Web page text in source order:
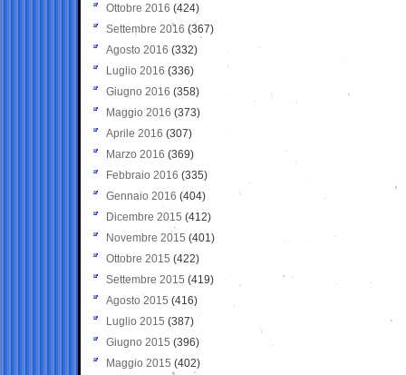
Ottobre 2016 (424)
Settembre 2016 (367)
Agosto 2016 (332)
Luglio 2016 (336)
Giugno 2016 (358)
Maggio 2016 (373)
Aprile 2016 (307)
Marzo 2016 (369)
Febbraio 2016 (335)
Gennaio 2016 (404)
Dicembre 2015 (412)
Novembre 2015 (401)
Ottobre 2015 (422)
Settembre 2015 (419)
Agosto 2015 (416)
Luglio 2015 (387)
Giugno 2015 (396)
Maggio 2015 (402)